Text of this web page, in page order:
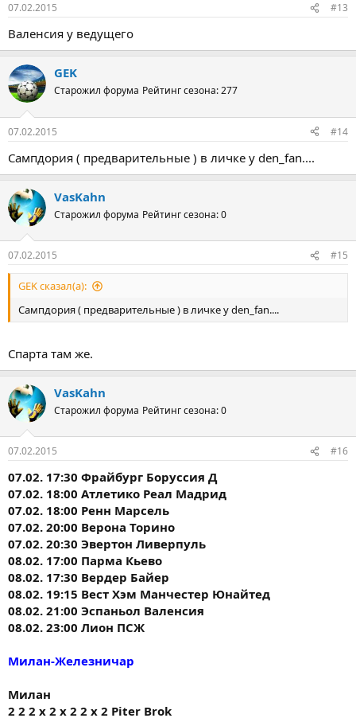
07.02.2015 #13
Валенсия у ведущего
GEK
Старожил форума Рейтинг сезона: 277
07.02.2015 #14
Сампдория ( предварительные ) в личке у den_fan....
VasKahn
Старожил форума Рейтинг сезона: 0
07.02.2015 #15
GEK сказал(а):
Сампдория ( предварительные ) в личке у den_fan....
Спарта там же.
VasKahn
Старожил форума Рейтинг сезона: 0
07.02.2015 #16
07.02. 17:30 Фрайбург Боруссия Д
07.02. 18:00 Атлетико Реал Мадрид
07.02. 18:00 Ренн Марсель
07.02. 20:00 Верона Торино
07.02. 20:30 Эвертон Ливерпуль
08.02. 17:00 Парма Кьево
08.02. 17:30 Вердер Байер
08.02. 19:15 Вест Хэм Манчестер Юнайтед
08.02. 21:00 Эспаньол Валенсия
08.02. 23:00 Лион ПСЖ
Милан-Железничар
Милан
2 2 2 х 2 х 2 2 х 2 Piter Brok